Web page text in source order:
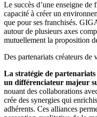
Le succès d’une enseigne de
capacité à créer un
que pour ses franchisés.
autour de plusieurs axes
mutuellement la proposition
Des partenariats créateurs de
La stratégie de
un différenciateur majeur
nouant des collaborations
crée des synergies qui
adhérents. Ces alliances